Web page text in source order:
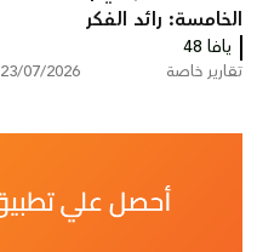
الخامسة: رائد الفكر
الفلسطيني البروفيسور
إبراهيم أبو لغد
يافا 48
تقارير خاصة 23/07/2026